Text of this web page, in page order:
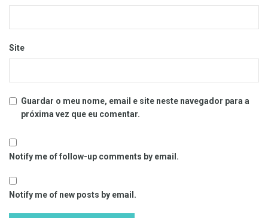
Site
Guardar o meu nome, email e site neste navegador para a
próxima vez que eu comentar.
Notify me of follow-up comments by email.
Notify me of new posts by email.